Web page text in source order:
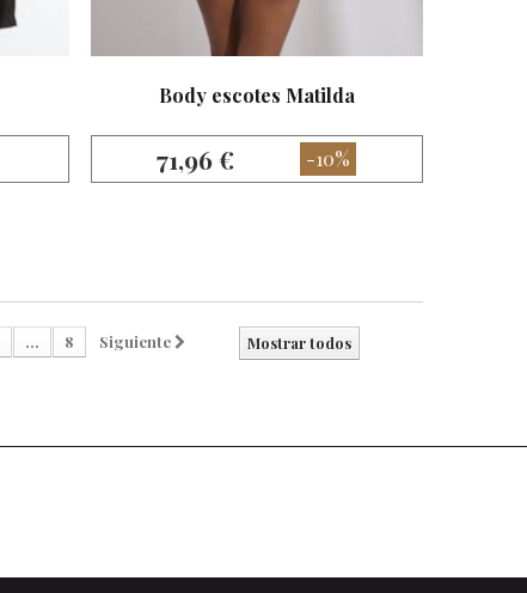
Body escotes Matilda
71,96 € -10%
Mostrar todos
... 8 Siguiente